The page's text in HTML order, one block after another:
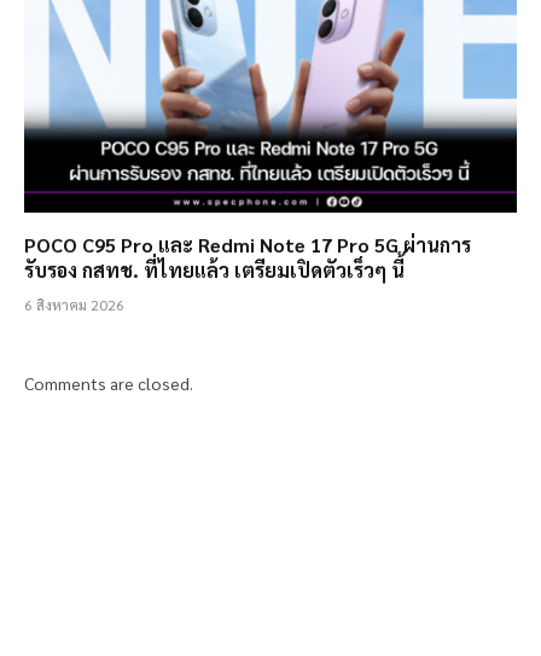
POCO C95 Pro และ Redmi Note 17 Pro 5G ผ่านการ
รับรอง กสทช. ที่ไทยแล้ว เตรียมเปิดตัวเร็วๆ นี้
6 สิงหาคม 2026
Comments are closed.